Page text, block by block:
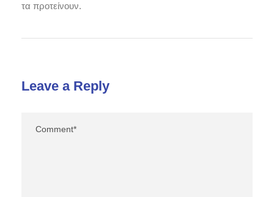
τα προτείνουν.
Leave a Reply